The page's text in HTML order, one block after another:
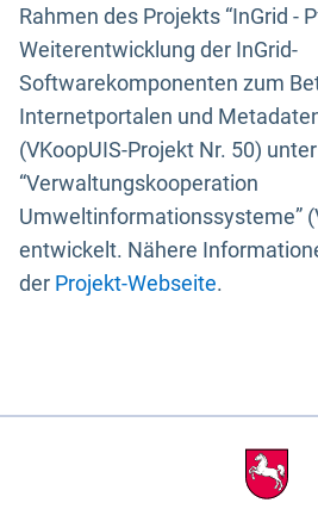
Rahmen des Projekts “InGrid -
Weiterentwicklung der InGrid-
Softwarekomponenten zum
Internetportalen und
(VKoopUIS-Projekt Nr. 50)
“Verwaltungskooperation
Umweltinformationssysteme”
entwickelt. Nähere
der Projekt-Webseite.